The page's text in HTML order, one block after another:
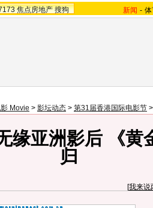
焦点房地产 搜狗 新闻 -
Movie > 影坛动态 > 第31届香港国际电影节
缘亚洲影后 《黄
归
[我来说